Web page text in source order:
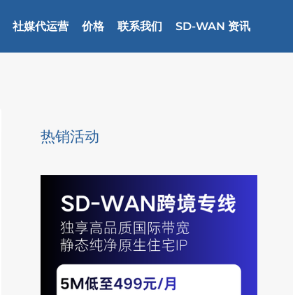
社媒代运营 价格 联系我们 SD-WAN 资讯
热销活动